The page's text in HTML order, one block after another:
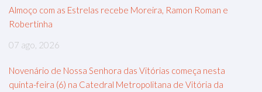
Almoço com as Estrelas recebe Moreira, Ramon Roman e
Robertinha
07 ago, 2026
Novenário de Nossa Senhora das Vitórias começa nesta
quinta-feira (6) na Catedral Metropolitana de Vitória da